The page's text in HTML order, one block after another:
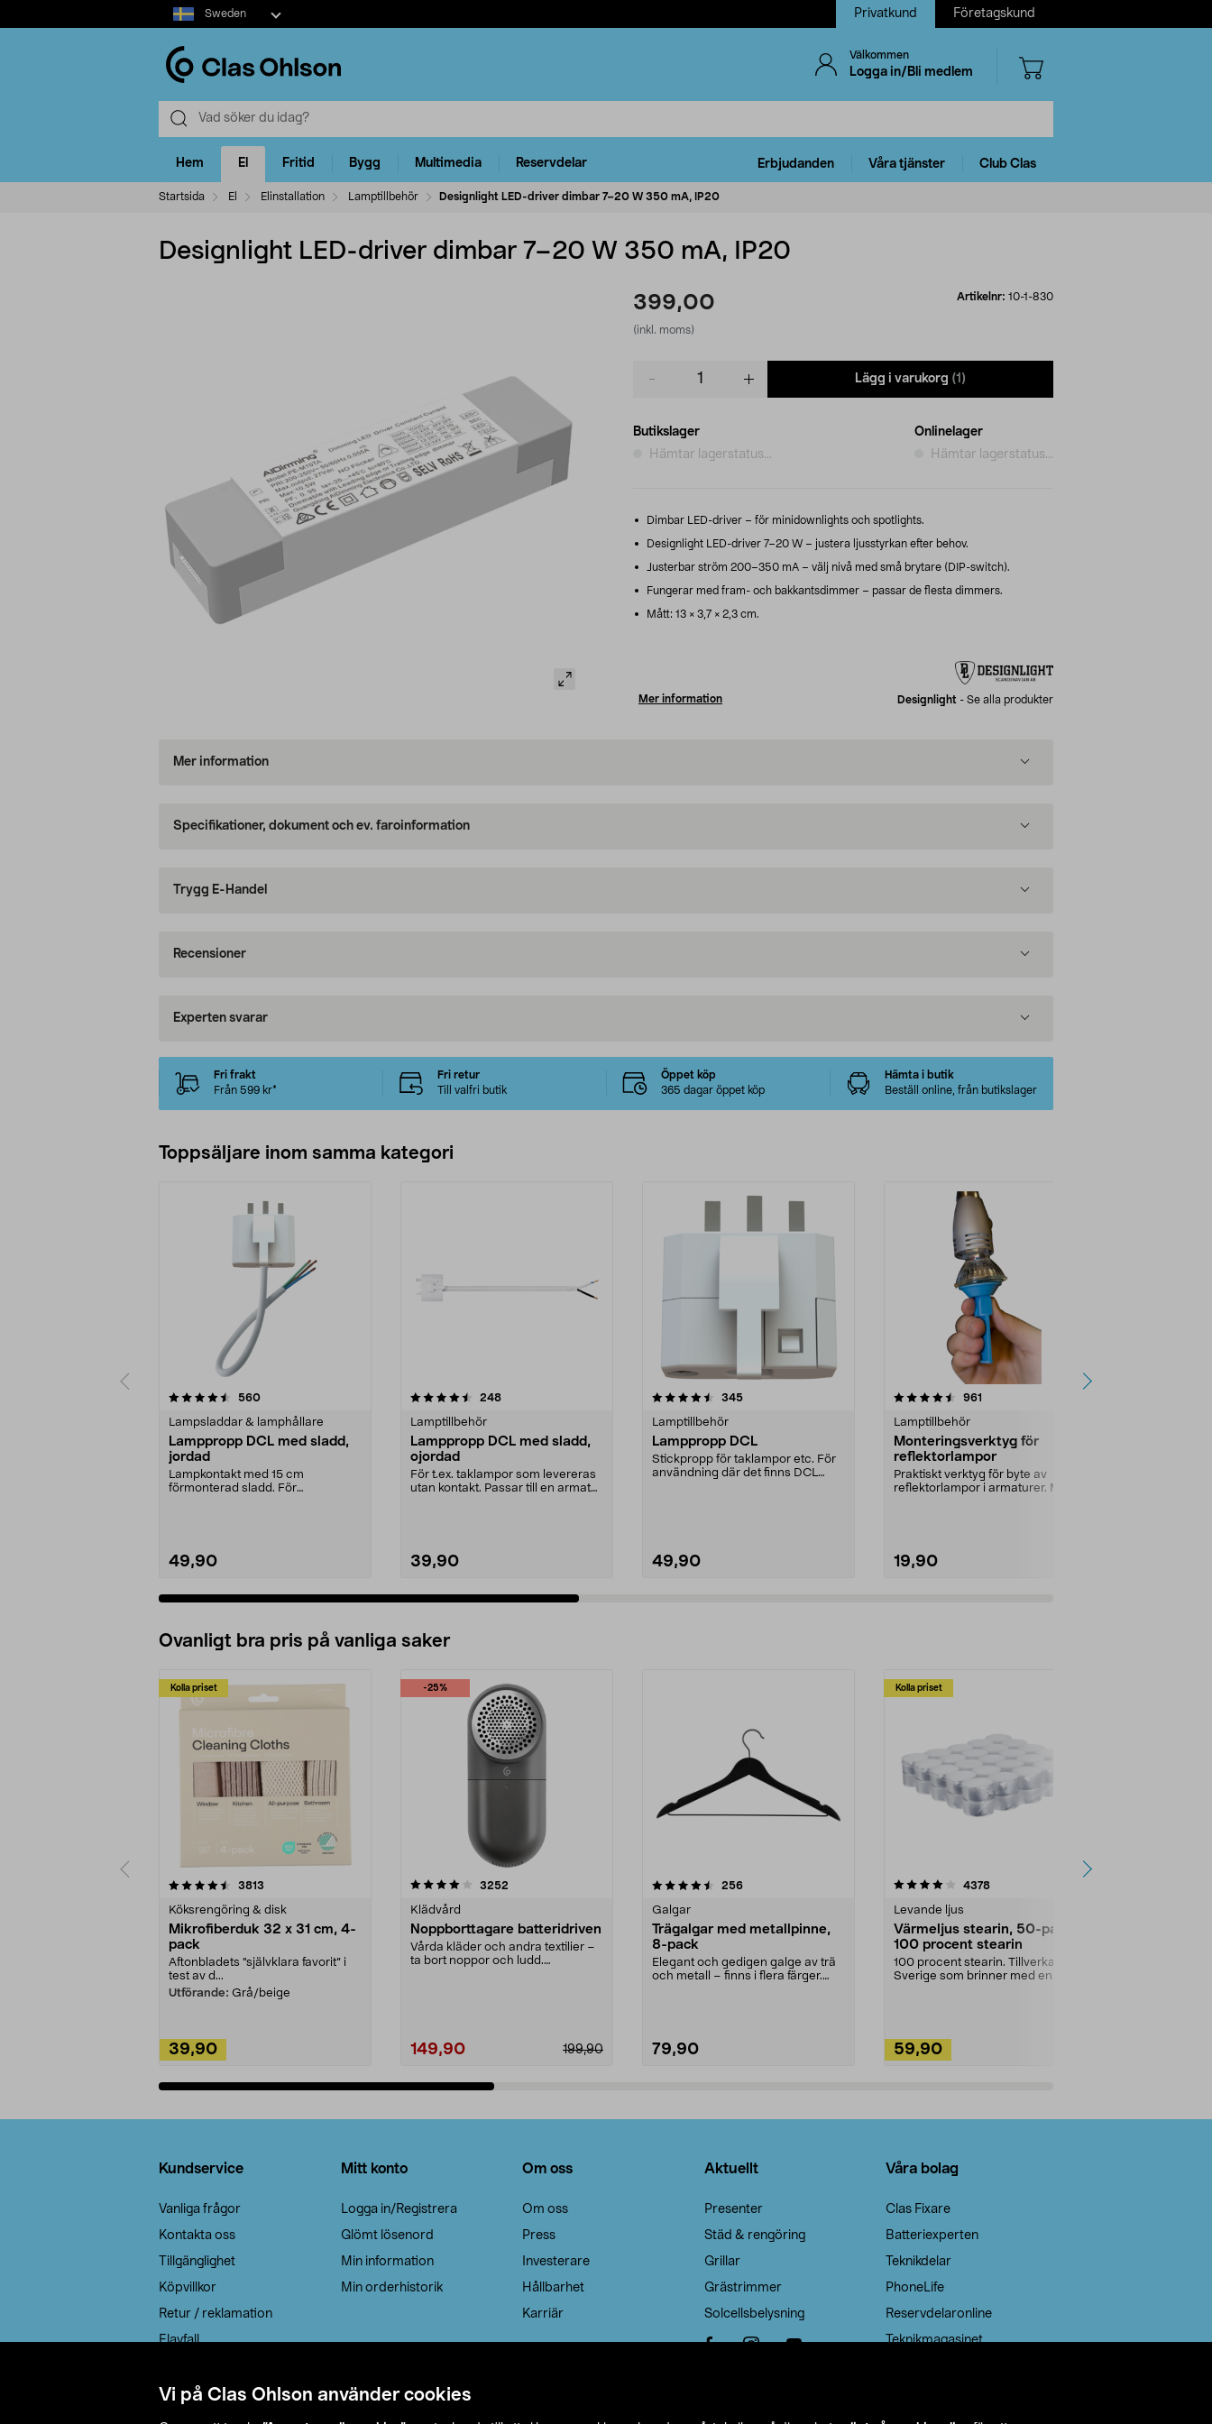
Vi på Clas Ohlson använder cookies
Select
market
Sweden Privatkund Företagskund
Välkommen
Logga in/Bli medlem
Hem El Fritid Bygg Multimedia Reservdelar Erbjudanden Våra tjänster Club Clas
Startsida El Elinstallation Lamptillbehör Designlight LED-driver dimbar 7–20 W 350 mA, IP20
Designlight LED-driver dimbar 7–20 W 350 mA, IP20
399,00
(inkl. moms)
Artikelnr: 10-1-830
Lägg i varukorg (1)
Butikslager
Hämtar lagerstatus...
Onlinelager
Hämtar lagerstatus...
Dimbar LED-driver – för minidownlights och spotlights.
Designlight LED-driver 7–20 W – justera ljusstyrkan efter behov.
Justerbar ström 200–350 mA – välj nivå med små brytare (DIP-switch).
Fungerar med fram- och bakkantsdimmer – passar de flesta dimmers.
Mått: 13 × 3,7 × 2,3 cm.
Mer information Designlight - Se alla produkter
Mer information
Specifikationer, dokument och ev. faroinformation
Trygg E-Handel
Recensioner
Experten svarar
Fri frakt
Från 599 kr*
Fri retur
Till valfri butik
Öppet köp
365 dagar öppet köp
Hämta i butik
Beställ online, från butikslager
Toppsäljare inom samma kategori
560recensioner
Lampsladdar & lamphållare
Lamppropp DCL med sladd,
jordad
Lampkontakt med 15 cm
förmonterad sladd. För
49,90
4.5 av 5 stjärnor 248recensioner
Lamptillbehör
Lamppropp DCL med sladd,
ojordad
För t.ex. taklampor som levereras
utan kontakt. Passar till en armatur
39,90
4.5 av 5 stjärnor 345recensioner
Lamptillbehör
Lamppropp DCL
Stickpropp för taklampor etc. För
användning där det finns DCL
49,90
4.5 av 5 stjärnor 961
Lamptillbehör
Monteringsverktyg för
reflektorlampor
Praktiskt verktyg för byte av
reflektorlampor i armaturer. Mjuk
19,90
4.0 av 5 stjärnor
Ovanligt bra pris på vanliga saker
Kolla priset
3813
Köksrengöring & disk
Mikrofiberduk 32 x 31 cm, 4-
pack
Aftonbladets "självklara favorit” i
test av d...
Utförande: Grå/beige
39,90
-25%
4.0av 5 stjärnor 3252
Klädvård
Noppborttagare batteridriven
Vårda kläder och andra textilier –
ta bort noppor och ludd.
199,90
149,90
4.5av 5 stjärnor 256recensioner
Galgar
Trägalgar med metallpinne,
8-pack
Elegant och gedigen galge av trä
och metall – finns i flera färger.
79,90
Kolla priset
4.0av 5 stjärnor 4378recensioner
Levande ljus
Värmeljus stearin, 50-pack,
100 procent stearin
100 procent stearin. Tillverkade i
Sverige som brinner med en
59,90
4.5av 5 stjärnor
Kundservice
Vanliga frågor
Kontakta oss
Tillgänglighet
Köpvillkor
Retur / reklamation
Elavfall
Leveransalternativ
Mitt konto
Logga in/Registrera
Glömt lösenord
Min information
Min orderhistorik
Om oss
Om oss
Press
Investerare
Hållbarhet
Karriär
Aktuellt
Presenter
Städ & rengöring
Grillar
Grästrimmer
Solcellsbelysning
Våra bolag
Clas Fixare
Batteriexperten
Teknikdelar
PhoneLife
Reservdelaronline
Teknikmagasinet